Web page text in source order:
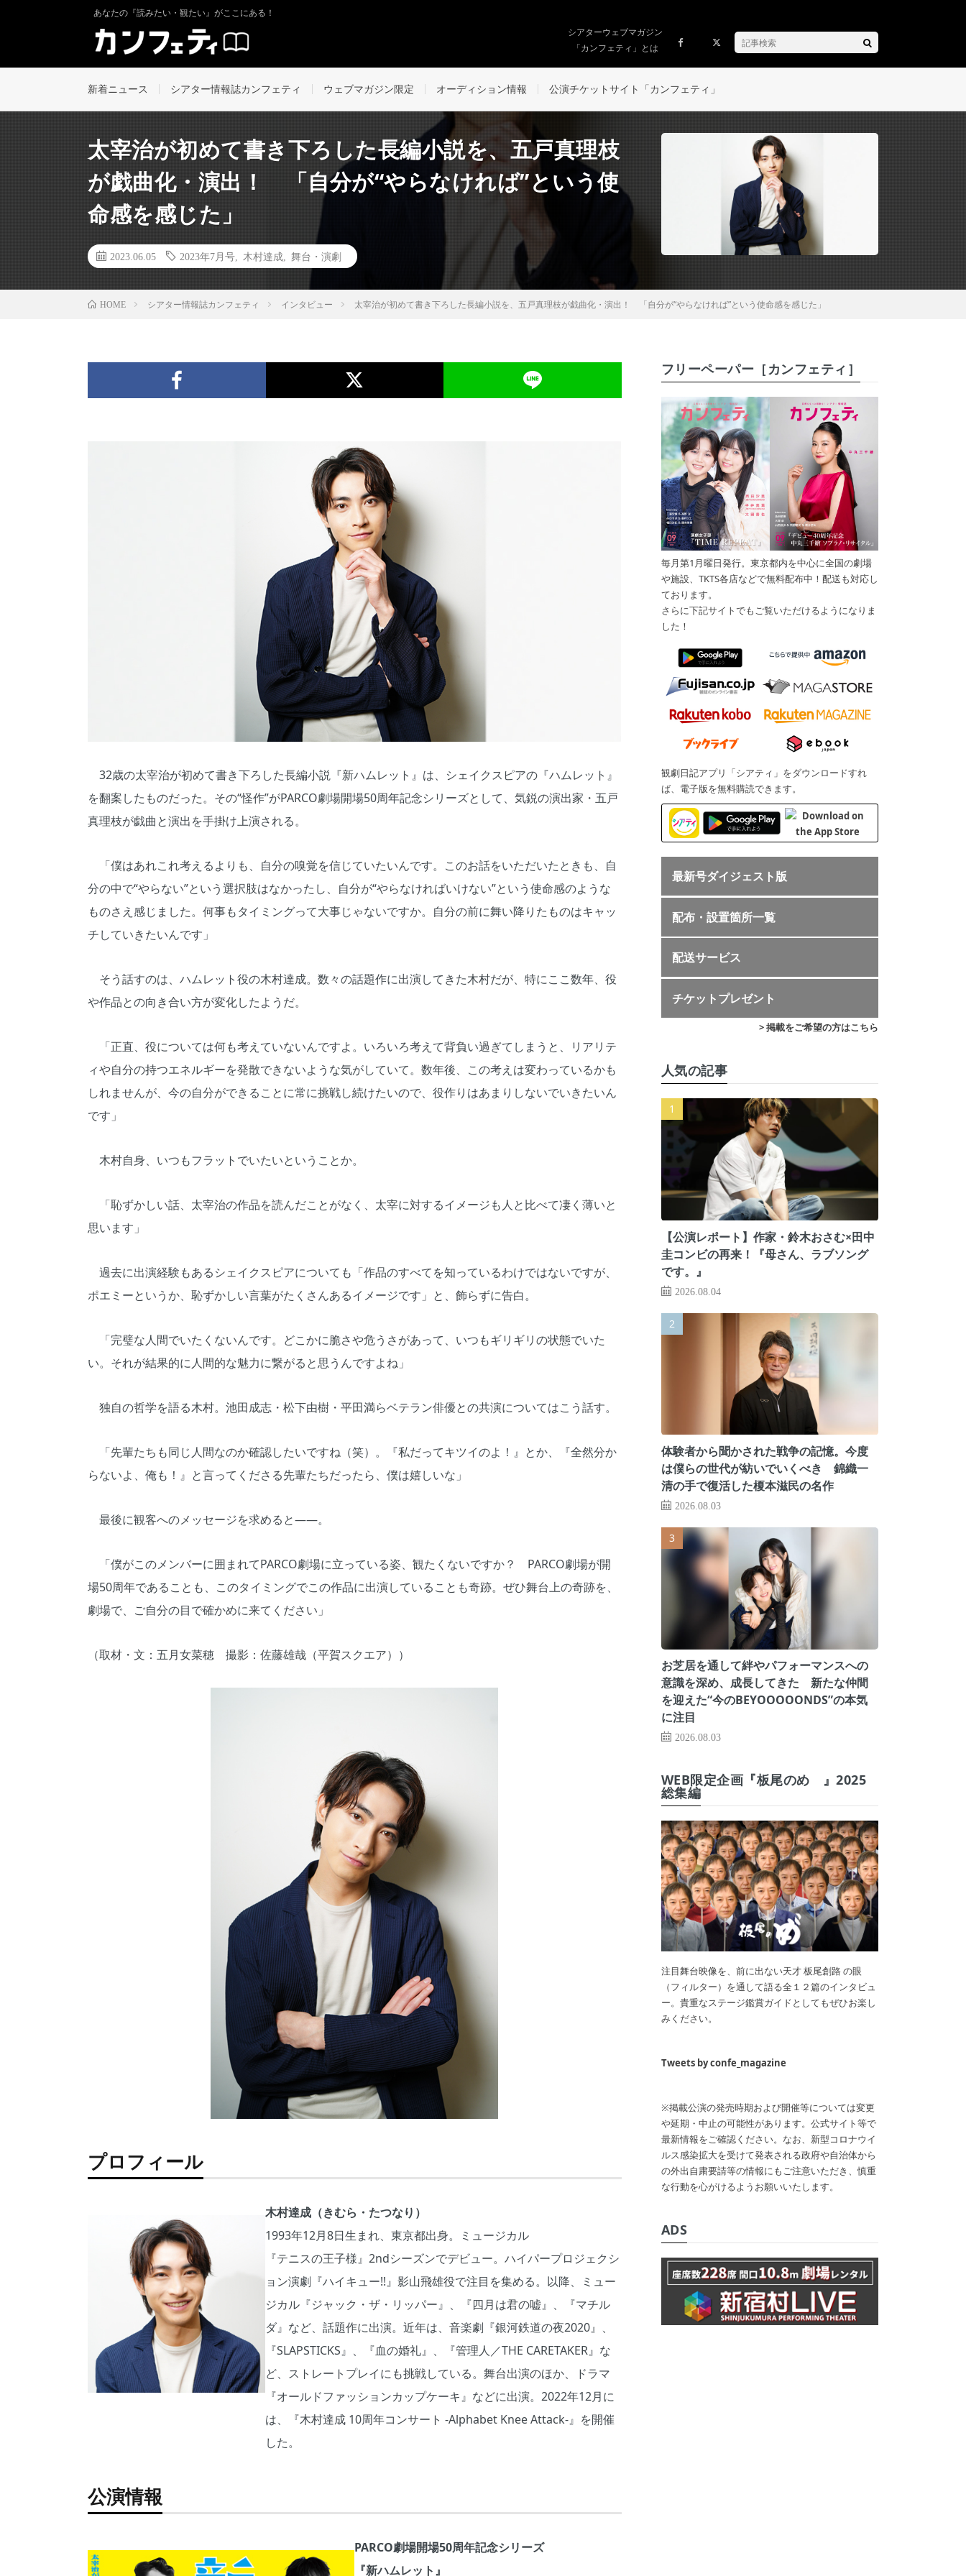
あなたの『読みたい・観たい』がここにある！
シアターウェブマガジン
「カンフェティ」とは
新着ニュース シアター情報誌カンフェティ ウェブマガジン限定 オーディション情報 公演チケットサイト「カンフェティ」
太宰治が初めて書き下ろした長編小説を、五戸真理枝
が戯曲化・演出！ 「自分が“やらなければ”という使
命感を感じた」
2023.06.05 2023年7月号 木村達成 舞台・演劇
HOME シアター情報誌カンフェティ インタビュー 太宰治が初めて書き下ろした長編小説を、五戸真理枝が戯曲化・演出！ 「自分が“やらなければ”という使命感を感じた」
32歳の太宰治が初めて書き下ろした長編小説『新ハムレット』は、シェイクスピアの『ハムレット』
を翻案したものだった。その“怪作”がPARCO劇場開場50周年記念シリーズとして、気鋭の演出家・五戸
真理枝が戯曲と演出を手掛け上演される。
「僕はあれこれ考えるよりも、自分の嗅覚を信じていたいんです。このお話をいただいたときも、自
分の中で“やらない”という選択肢はなかったし、自分が“やらなければいけない”という使命感のような
ものさえ感じました。何事もタイミングって大事じゃないですか。自分の前に舞い降りたものはキャッ
チしていきたいんです」
そう話すのは、ハムレット役の木村達成。数々の話題作に出演してきた木村だが、特にここ数年、役
や作品との向き合い方が変化したようだ。
「正直、役については何も考えていないんですよ。いろいろ考えて背負い過ぎてしまうと、リアリテ
ィや自分の持つエネルギーを発散できないような気がしていて。数年後、この考えは変わっているかも
しれませんが、今の自分ができることに常に挑戦し続けたいので、役作りはあまりしないでいきたいん
です」
木村自身、いつもフラットでいたいということか。
「恥ずかしい話、太宰治の作品を読んだことがなく、太宰に対するイメージも人と比べて凄く薄いと
思います」
過去に出演経験もあるシェイクスピアについても「作品のすべてを知っているわけではないですが、
ポエミーというか、恥ずかしい言葉がたくさんあるイメージです」と、飾らずに告白。
「完璧な人間でいたくないんです。どこかに脆さや危うさがあって、いつもギリギリの状態でいた
い。それが結果的に人間的な魅力に繋がると思うんですよね」
独自の哲学を語る木村。池田成志・松下由樹・平田満らベテラン俳優との共演についてはこう話す。
「先輩たちも同じ人間なのか確認したいですね（笑）。『私だってキツイのよ！』とか、『全然分か
らないよ、俺も！』と言ってくださる先輩たちだったら、僕は嬉しいな」
最後に観客へのメッセージを求めると――。
「僕がこのメンバーに囲まれてPARCO劇場に立っている姿、観たくないですか？ PARCO劇場が開
場50周年であることも、このタイミングでこの作品に出演していることも奇跡。ぜひ舞台上の奇跡を、
劇場で、ご自分の目で確かめに来てください」
（取材・文：五月女菜穂 撮影：佐藤雄哉（平賀スクエア））
プロフィール
木村達成（きむら・たつなり）
1993年12月8日生まれ、東京都出身。ミュージカル
『テニスの王子様』2ndシーズンでデビュー。ハイパープロジェクシ
ョン演劇『ハイキュー!!』影山飛雄役で注目を集める。以降、ミュー
ジカル『ジャック・ザ・リッパー』、『四月は君の嘘』、『マチル
ダ』など、話題作に出演。近年は、音楽劇『銀河鉄道の夜2020』、
『SLAPSTICKS』、『血の婚礼』、『管理人／THE CARETAKER』な
ど、ストレートプレイにも挑戦している。舞台出演のほか、ドラマ
『オールドファッションカップケーキ』などに出演。2022年12月に
は、『木村達成 10周年コンサート -Alphabet Knee Attack-』を開催
した。
公演情報
PARCO劇場開場50周年記念シリーズ
『新ハムレット』
フリーペーパー［カンフェティ］
毎月第1月曜日発行。東京都内を中心に全国の劇場
や施設、TKTS各店などで無料配布中！配送も対応し
ております。
さらに下記サイトでもご覧いただけるようになりま
した！
観劇日記アプリ「シアティ」をダウンロードすれ
ば、電子版を無料購読できます。
最新号ダイジェスト版
配布・設置箇所一覧
配送サービス
チケットプレゼント
> 掲載をご希望の方はこちら
人気の記事
【公演レポート】作家・鈴木おさむ×田中
圭コンビの再来！『母さん、ラブソング
です。』
2026.08.04
体験者から聞かされた戦争の記憶。今度
は僕らの世代が紡いでいくべき 錦織一
清の手で復活した榎本滋民の名作
2026.08.03
お芝居を通して絆やパフォーマンスへの
意識を深め、成長してきた 新たな仲間
を迎えた“今のBEYOOOOONDS”の本気
に注目
2026.08.03
WEB限定企画『板尾のめ゙』2025
総集編
注目舞台映像を、前に出ない天才 板尾創路 の眼
（フィルター）を通して語る全１２篇のインタビュ
ー。貴重なステージ鑑賞ガイドとしてもぜひお楽し
みください。
Tweets by confe_magazine
※掲載公演の発売時期および開催等については変更
や延期・中止の可能性があります。公式サイト等で
最新情報をご確認ください。なお、新型コロナウイ
ルス感染拡大を受けて発表される政府や自治体から
の外出自粛要請等の情報にもご注意いただき、慎重
な行動を心がけるようお願いいたします。
ADS